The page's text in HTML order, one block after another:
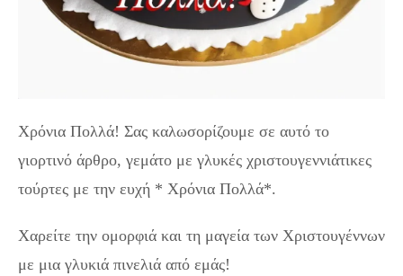
Χρόνια Πολλά! Σας καλωσορίζουμε σε αυτό το
γιορτινό άρθρο, γεμάτο με γλυκές χριστουγεννιάτικες
τούρτες με την ευχή * Χρόνια Πολλά*.
Χαρείτε την ομορφιά και τη μαγεία των Χριστουγέννων
με μια γλυκιά πινελιά από εμάς!